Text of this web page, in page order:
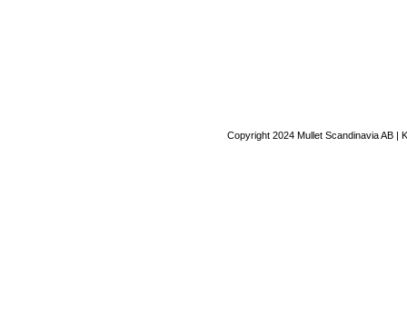
Copyright 2024 Mullet Scandinavia AB |